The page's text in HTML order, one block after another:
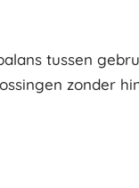
tussen
zonder